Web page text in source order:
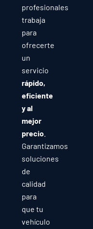
profesionales
trabaja
para
ofrecerte
un
servicio
rápido,
eficiente
y al
mejor
precio.
Garantizamos
soluciones
de
calidad
para
que tu
vehículo